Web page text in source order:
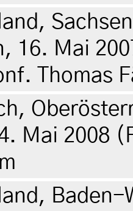
16. Mai
Thomas
Mai 2008